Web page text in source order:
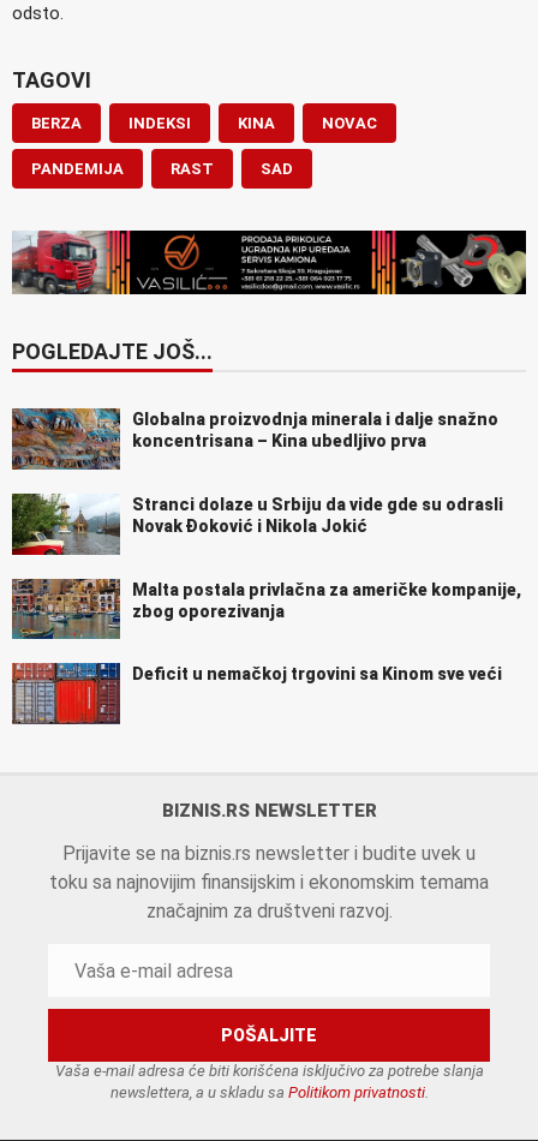
odsto.
TAGOVI
BERZA INDEKSI KINA NOVAC
PANDEMIJA RAST SAD
POGLEDAJTE JOŠ...
Globalna proizvodnja minerala i dalje snažno
koncentrisana – Kina ubedljivo prva
Stranci dolaze u Srbiju da vide gde su odrasli
Novak Đoković i Nikola Jokić
Malta postala privlačna za američke kompanije,
zbog oporezivanja
Deficit u nemačkoj trgovini sa Kinom sve veći
BIZNIS.RS NEWSLETTER
Prijavite se na biznis.rs newsletter i budite uvek u
toku sa najnovijim finansijskim i ekonomskim temama
značajnim za društveni razvoj.
Vaša e-mail adresa će biti korišćena isključivo za potrebe slanja
newslettera, a u skladu sa Politikom privatnosti.